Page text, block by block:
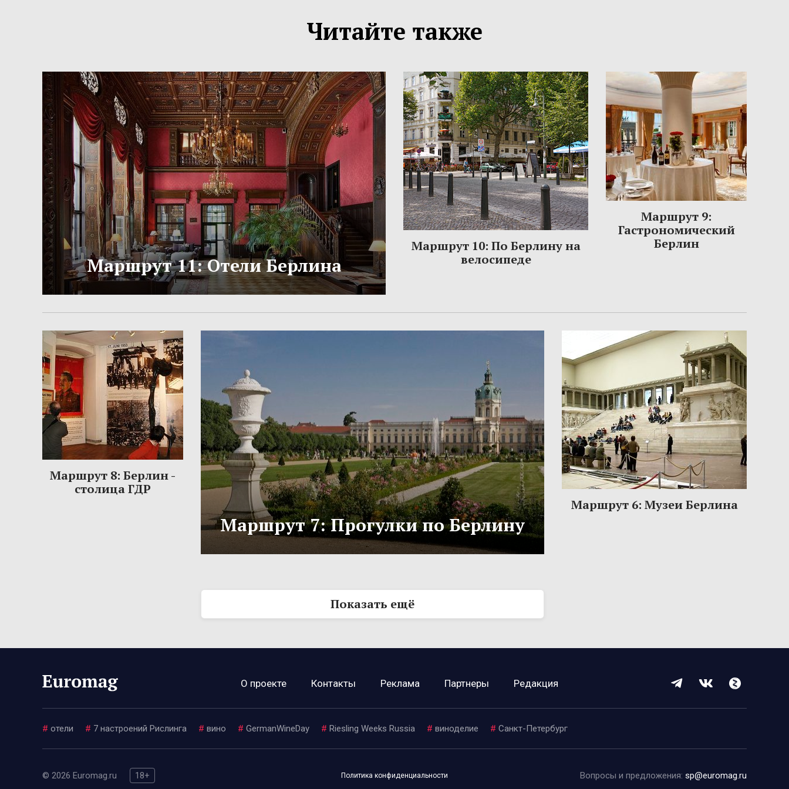
Читайте также
Маршрут 11: Отели Берлина
Маршрут 10: По Берлину на
велосипеде
Маршрут 9:
Гастрономический
Берлин
Маршрут 8: Берлин -
столица ГДР
Маршрут 7: Прогулки по Берлину
Маршрут 6: Музеи Берлина
Показать ещё
О проекте Контакты Реклама Партнеры Редакция
# отели # 7 настроений Рислинга # вино # GermanWineDay # Riesling Weeks Russia # виноделие # Санкт-Петербург
© 2026 Euromag.ru 18+ Политика конфиденциальности Вопросы и предложения: sp@euromag.ru